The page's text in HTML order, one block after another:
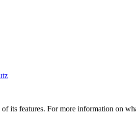
its features. For more information on